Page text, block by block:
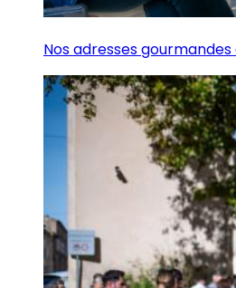
Nos adresses